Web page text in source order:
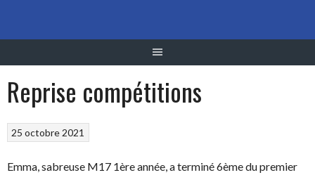
contenu
Reprise compétitions
25 octobre 2021
Emma, sabreuse M17 1ère année, a terminé 6ème du premier